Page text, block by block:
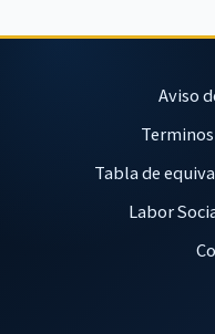
Aviso
Tabla de
Labor